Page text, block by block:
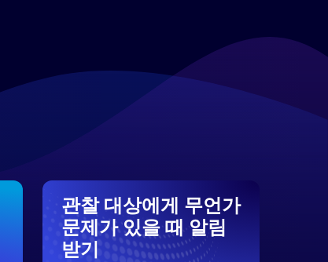
관찰 대상에게 무언가
문제가 있을 때 알림
받기